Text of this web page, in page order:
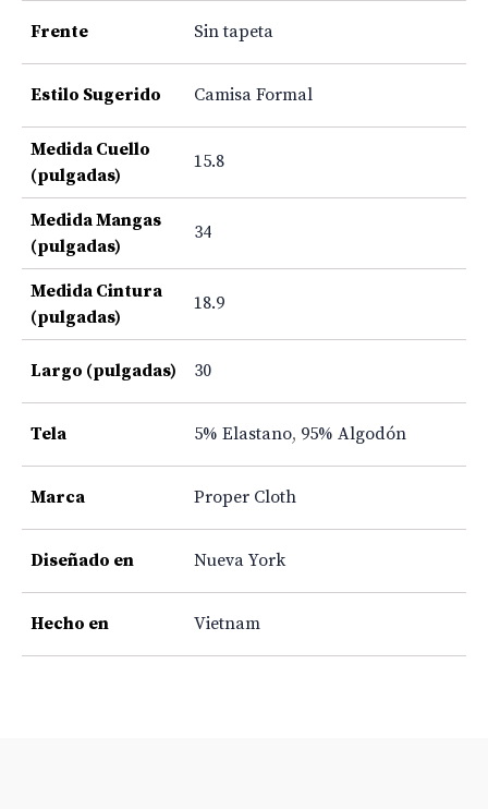
Frente Sin tapeta
Estilo Sugerido Camisa Formal
Medida Cuello
(pulgadas)
15.8
Medida Mangas
(pulgadas)
34
Medida Cintura
(pulgadas)
18.9
Largo (pulgadas) 30
Tela 5% Elastano, 95% Algodón
Marca Proper Cloth
Diseñado en Nueva York
Hecho en Vietnam